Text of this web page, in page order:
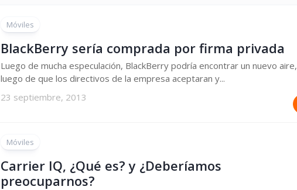
Móviles
BlackBerry sería comprada por firma privada
Luego de mucha especulación, BlackBerry podría encontrar un nuevo aire,
luego de que los directivos de la empresa aceptaran y...
23 septiembre, 2013
Móviles
Carrier IQ, ¿Qué es? y ¿Deberíamos
preocuparnos?